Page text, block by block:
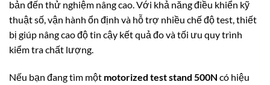
bản đến thử nghiệm nâng cao. Với khả năng điều khiển kỹ
thuật số, vận hành ổn định và hỗ trợ nhiều chế độ test, thiết
bị giúp nâng cao độ tin cậy kết quả đo và tối ưu quy trình
kiểm tra chất lượng.
Nếu bạn đang tìm một motorized test stand 500N có hiệu